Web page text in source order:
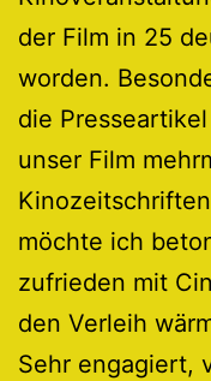
der Film in 25
worden.
die
unser Film
möchte ich
zufrieden mit
den Verleih
Sehr engagiert,